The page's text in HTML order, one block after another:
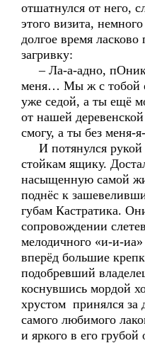
отшатнулся от него,
этого визита,
долгое время
загривку:
– Ла-а-адно, пОник
меня… Мы ж с тобой
уже седой, а ты ещё
от нашей
смогу, а ты без меня-
И потянулся рукой
стойкам ящику.
насыщенную самой
поднёс к
губам Кастратика.
сопровождении
мелодичного «и-и-
вперёд большие
подобревший
коснувшись мордой
хрустом принялся за
самого любимого
и яркого в его